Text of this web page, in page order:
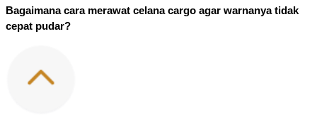
Bagaimana cara merawat celana cargo agar warnanya tidak
cepat pudar?